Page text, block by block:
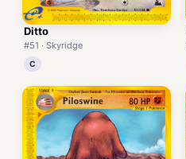
Ditto
#51 · Skyridge
C